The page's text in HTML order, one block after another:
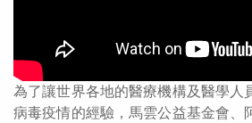
為了讓世界各地的醫療機構及醫學人
病毒疫情的經驗，馬雲公益基金會、